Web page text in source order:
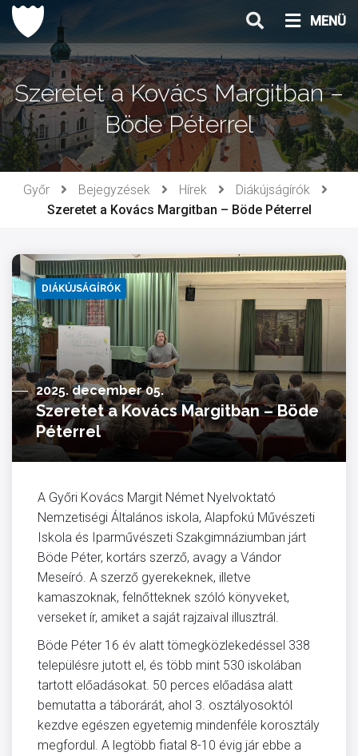
Ugrás
tartalomhoz
MENÜ
Szeretet a Kovács Margitban –
Böde Péterrel
Győr Bejegyzések Hírek
Diákújságírók
Szeretet a Kovács Margitban – Böde Péterrel
DIÁKÚJSÁGÍRÓK
2025. december 05.
Szeretet a Kovács Margitban – Böde
Péterrel
A Győri Kovács Margit Német Nyelvoktató
Nemzetiségi Általános iskola, Alapfokú Művészeti
Iskola és Iparművészeti Szakgimnáziumban járt
Böde Péter, kortárs szerző, avagy a Vándor
Meseíró. A szerző gyerekeknek, illetve
kamaszoknak, felnőtteknek szóló könyveket,
verseket ír, amiket a saját rajzaival illusztrál.
Böde Péter 16 év alatt tömegközlekedéssel 338
településre jutott el, és több mint 530 iskolában
tartott előadásokat. 50 perces előadása alatt
bemutatta a táborárát, ahol 3. osztályosoktól
kezdve egészen egyetemig mindenféle korosztály
megfordul. A legtöbb fiatal 8-10 évig jár ebbe a